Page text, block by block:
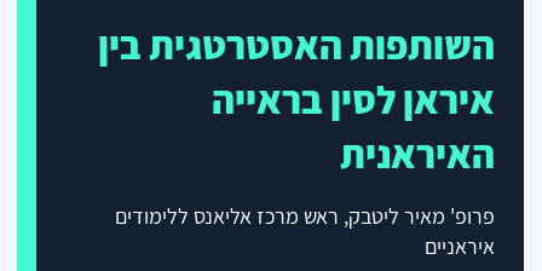
השותפות האסטרטגית בין
איראן לסין בראייה
האיראנית
פרופ' מאיר ליטבק, ראש מרכז אליאנס ללימודים
איראניים